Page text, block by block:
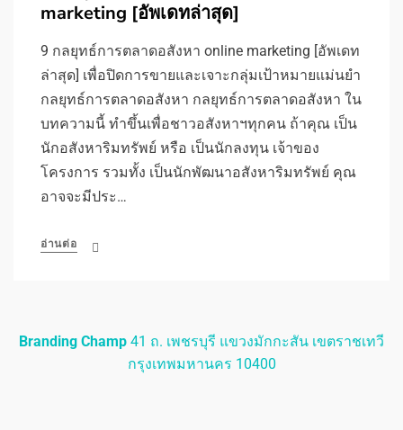
marketing [อัพเดทล่าสุด]
9 กลยุทธ์การตลาดอสังหา online marketing [อัพเดท
ล่าสุด] เพื่อปิดการขายและเจาะกลุ่มเป้าหมายแม่นยำ
กลยุทธ์การตลาดอสังหา กลยุทธ์การตลาดอสังหา ใน
บทความนี้ ทำขึ้นเพื่อชาวอสังหาฯทุกคน ถ้าคุณ เป็น
นักอสังหาริมทรัพย์ หรือ เป็นนักลงทุน เจ้าของ
โครงการ รวมทั้ง เป็นนักพัฒนาอสังหาริมทรัพย์ คุณ
อาจจะมีประ…
อ่านต่อ
Branding Champ 41 ถ. เพชรบุรี แขวงมักกะสัน เขตราชเทวี
กรุงเทพมหานคร 10400